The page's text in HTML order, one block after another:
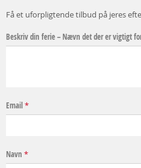
Få et uforpligtende tilbud på jeres
Beskriv din ferie – Nævn det der er vigtigt
Email*
Navn *